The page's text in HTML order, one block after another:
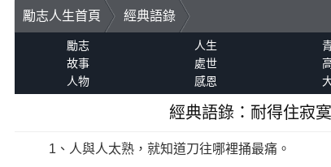
勵志人生首頁
經典語錄
勵志 人生
故事
處世
人物
感恩
經典語錄：耐得住寂
1、人與人太熟，就知道刀往哪裡捅最痛。